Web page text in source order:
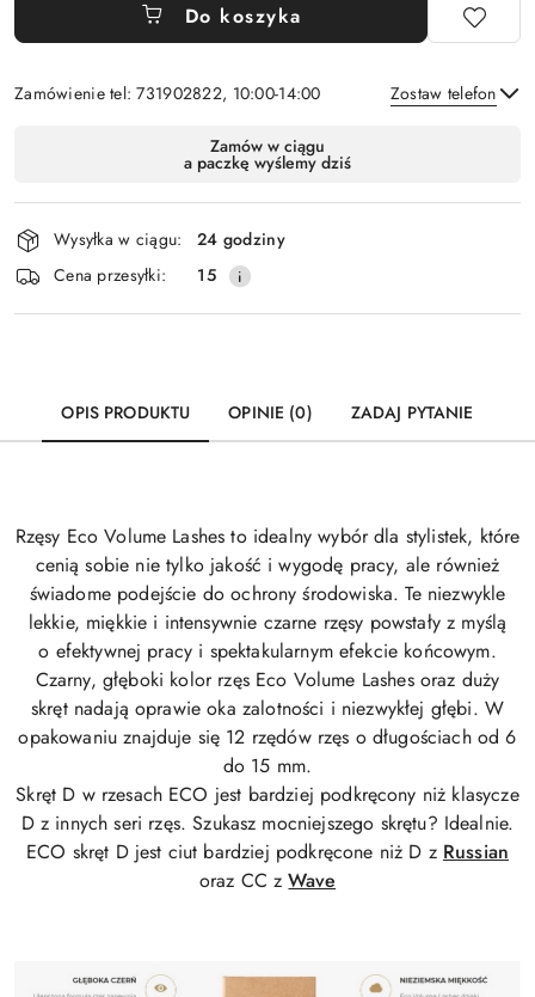
Do koszyka
Zamówienie tel: 731902822, 10:00-14:00 Zostaw telefon
Wyślij
dostawa
Zamów w ciągu
a paczkę wyślemy dziś
Wysyłka w ciągu:
24 godziny
Cena przesyłki:
15
OPIS PRODUKTU OPINIE (0) ZADAJ PYTANIE
Rzęsy Eco Volume Lashes to idealny wybór dla stylistek, które
cenią sobie nie tylko jakość i wygodę pracy, ale również
świadome podejście do ochrony środowiska. Te niezwykle
lekkie, miękkie i intensywnie czarne rzęsy powstały z myślą
o efektywnej pracy i spektakularnym efekcie końcowym.
Czarny, głęboki kolor rzęs Eco Volume Lashes oraz duży
skręt nadają oprawie oka zalotności i niezwykłej głębi. W
opakowaniu znajduje się 12 rzędów rzęs o długościach od 6
do 15 mm.
Skręt D w rzesach ECO jest bardziej podkręcony niż klasycze
D z innych seri rzęs. Szukasz mocniejszego skrętu? Idealnie.
ECO skręt D jest ciut bardziej podkręcone niż D z Russian
oraz CC zWave